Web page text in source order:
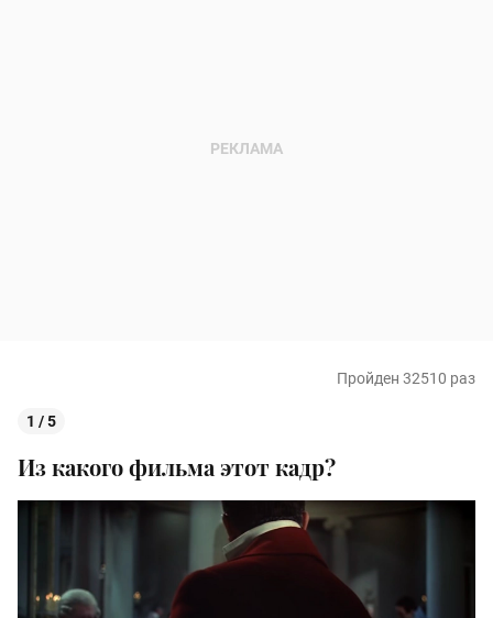
Пройден 32510 раз
1 / 5
Из какого фильма этот кадр?